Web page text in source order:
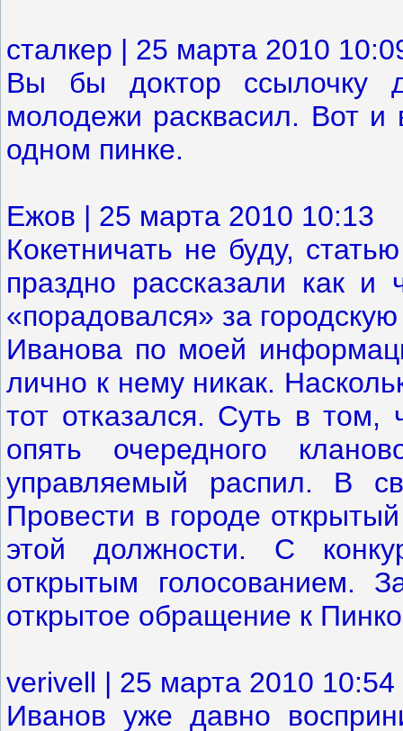
сталкер | 25 марта 2010
Вы бы доктор ссылочку
молодежи расквасил. Вот
одном пинке.
Ежов | 25 марта 2010 10:13
Кокетничать не буду,
праздно рассказали как
«порадовался» за
Иванова по моей
лично к нему никак.
тот отказался. Суть в том,
опять очередного
управляемый распил. В
Провести в городе
этой должности. С
открытым голосованием.
открытое обращение к
verivell | 25 марта 2010 10:54
Иванов уже давно